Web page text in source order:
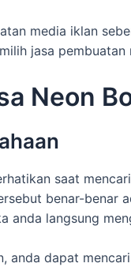
media iklan
jasa
Neon
saat
benar-
anda langsung
anda dapat